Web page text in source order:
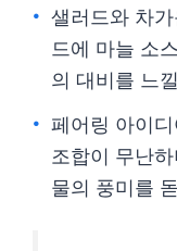
샐러드와 차
드에 마늘 소
의 대비를 느
페어링 아이
조합이 무난
물의 풍미를